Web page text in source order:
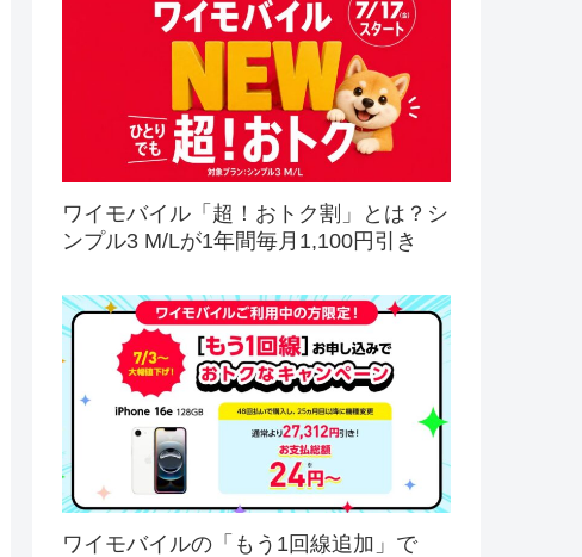
ワイモバイル「超！おトク割」とは？シ
ンプル3 M/Lが1年間毎月1,100円引き
ワイモバイルの「もう1回線追加」で